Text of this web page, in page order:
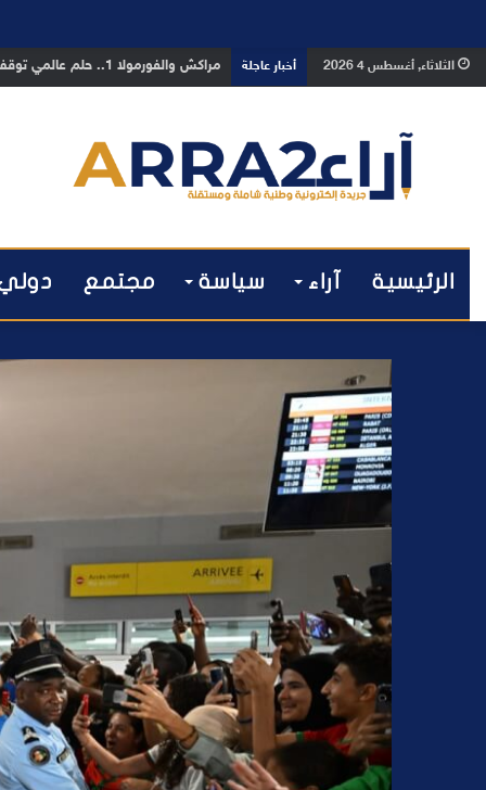
الثلاثاء, أغسطس 4 2026 أخبار عاجلة بوفوطا يكتب : بين صمت الحكومة
الرئيسية آراء سياسة مجتمع